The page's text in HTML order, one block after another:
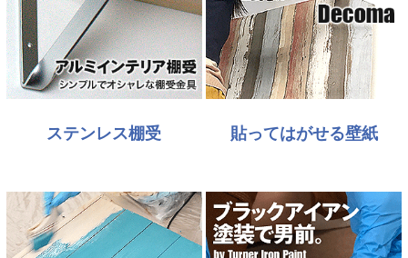
ステンレス棚受 貼ってはがせる壁紙